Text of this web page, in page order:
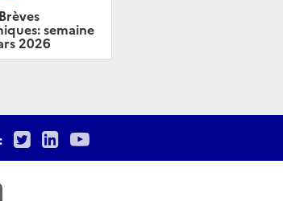
semaine
2026
TwitterLinkedIn
Youtube